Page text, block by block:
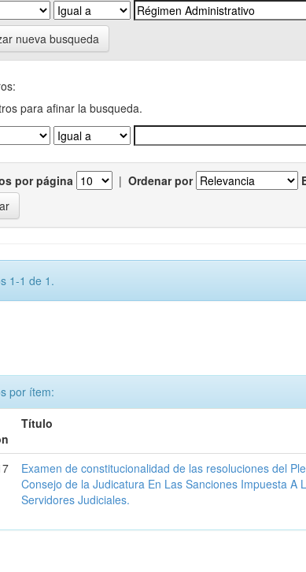
nueva busqueda
para afinar la busqueda.
por página | Ordenar por
1-1 de 1.
por ítem:
Título
Examen de constitucionalidad de las resoluciones del
Consejo de la Judicatura En Las Sanciones Impuesta A
Servidores Judiciales.